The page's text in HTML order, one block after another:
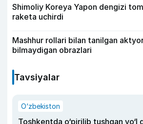
Shimoliy Koreya Yapon dengizi
raketa uchirdi
Mashhur rollari bilan tanilgan
bilmaydigan obrazlari
Tavsiyalar
O‘zbekiston
Toshkentda o‘pirilib tushgan yo‘l